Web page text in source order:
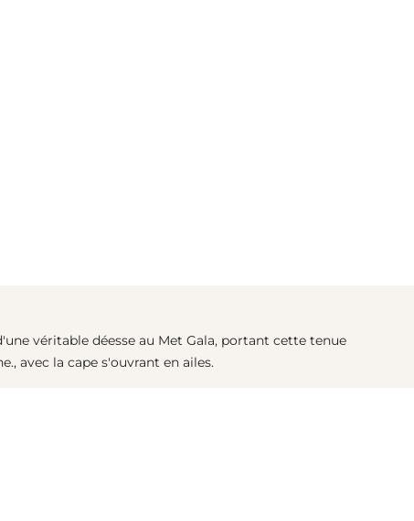
véritable déesse au Met Gala, portant cette tenue
avec la cape s'ouvrant en ailes.